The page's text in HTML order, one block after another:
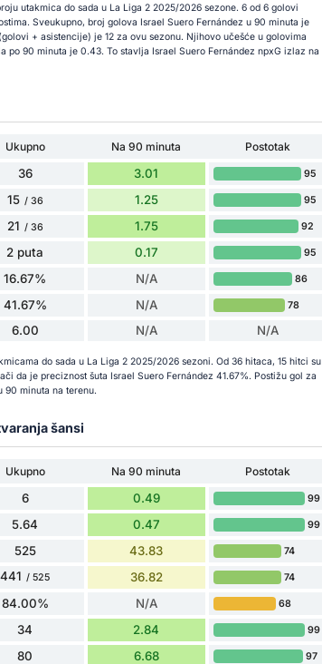
utakmica do sada u La Liga 2 2025/2026 sezone. 6 od 6 golovi
Sveukupno, broj golova Israel Suero Fernández u 90 minuta je
+ asistencije) je 12 za ovu sezonu. Njihovo učešće u golovima
po 90 minuta je 0.43. To stavlja Israel Suero Fernández npxG izlaz na
Ukupno Na 90 minuta
Postotak
36 3.01 95
15 / 36 1.25 95
21 / 36 1.75 92
2 puta 0.17 95
16.67% N/A 86
41.67% N/A 78
6.00 N/A N/A
do sada u La Liga 2 2025/2026 sezoni. Od 36 hitaca, 15 hitci su
da je preciznost šuta Israel Suero Fernández 41.67%. Postižu gol za
90 minuta na terenu.
šansi
Ukupno Na 90 minuta
Postotak
6 0.49 99
5.64 0.47 99
525 43.83 74
441 / 525 36.82 74
84.00% N/A 68
34 2.84 99
80 6.68 97